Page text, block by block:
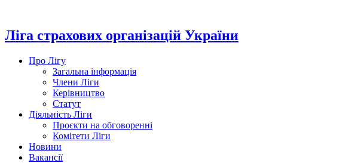
вмісту
Ліга страхових організацій України
Про Лігу
Загальна інформація
Члени Ліги
Керівництво
Статут
Діяльність Ліги
Проєкти на обговоренні
Комітети Ліги
Новини
Вакансії